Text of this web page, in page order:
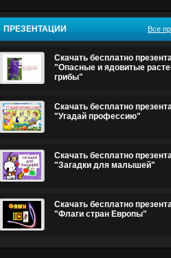
ПРЕЗЕНТАЦИИ Все
Скачать бесплатно
"Опасные и ядовитые
грибы"
Скачать бесплатно
"Угадай профессию"
Скачать бесплатно
"Загадки для малышей"
Скачать бесплатно
"Флаги стран Европы"